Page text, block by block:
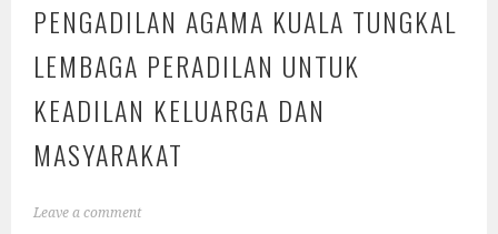
PENGADILAN AGAMA KUALA TUNGKAL
LEMBAGA PERADILAN UNTUK
KEADILAN KELUARGA DAN
MASYARAKAT
Leave a comment